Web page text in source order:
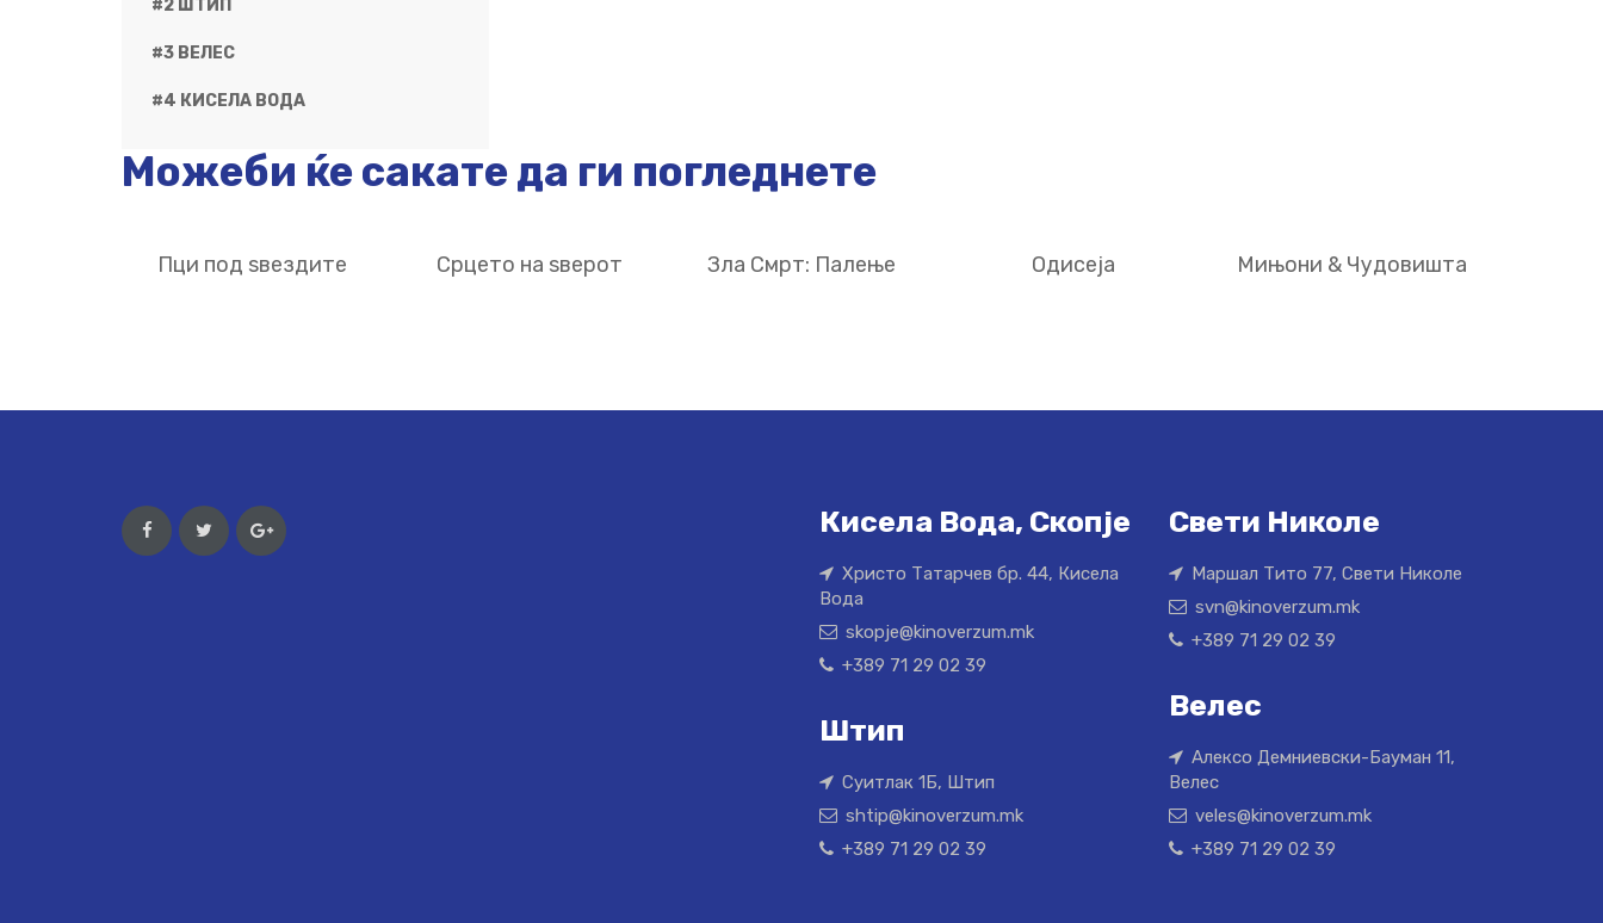
#2 ШТИП
#3 ВЕЛЕС
#4 КИСЕЛА ВОДА
Можеби ќе сакате да ги погледнете
Пци под ѕвездите Срцето на ѕверот Зла Смрт: Палење Одисеја Мињони & Чудовишта
Кисела Вода, Скопје
Христо Татарчев бр. 44, Кисела
Вода
skopje@kinoverzum.mk
+389 71 29 02 39
Штип
Суитлак 1Б, Штип
shtip@kinoverzum.mk
+389 71 29 02 39
Свети Николе
Маршал Тито 77, Свети Николе
svn@kinoverzum.mk
+389 71 29 02 39
Велес
Алексо Демниевски-Бауман 11,
Велес
veles@kinoverzum.mk
+389 71 29 02 39